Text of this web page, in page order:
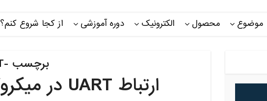
موضوع محصول الکترونیک دوره آموزشی از کجا شروع کنم؟
برچسب -UART
ارتباط UART در میکروکنترلرها